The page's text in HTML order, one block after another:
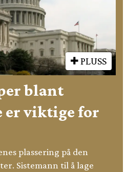
PLUSS
blant
er viktige for
plassering på den
Sistemann til å lage